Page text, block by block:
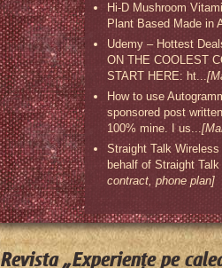
Hi-D Mushroom
Plant Based Made in
Udemy – Hottest
ON THE COOLEST
START HERE: ht...
How to use
sponsored post
100% mine. I us...
Straight Talk
behalf of Straight
contract, phone plan]
Revista „Experienţe pe